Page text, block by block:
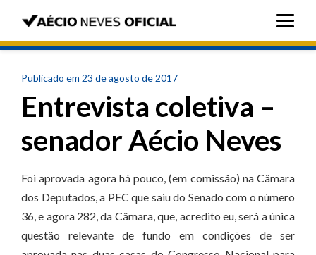
Publicado em 23 de agosto de 2017
Entrevista coletiva –
senador Aécio Neves
Foi aprovada agora há pouco, (em comissão) na Câmara
dos Deputados, a PEC que saiu do Senado com o número
36, e agora 282, da Câmara, que, acredito eu, será a única
questão relevante de fundo em condições de ser